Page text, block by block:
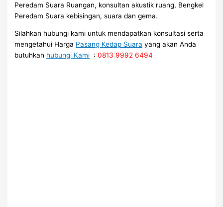
Peredam Suara Ruangan, konsultan akustik ruang, Bengkel
Peredam Suara kebisingan, suara dan gema.
Silahkan hubungi kami untuk mendapatkan konsultasi serta
mengetahui Harga Pasang Kedap Suara yang akan Anda
butuhkan hubungi Kami :0813 9992 6494